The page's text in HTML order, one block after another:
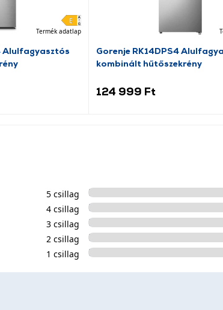
Termék adatlap
Alulfagyasztós
Gorenje RK14DPS4
kombinált hűtőszekrény
124 999 Ft
5 csillag
4 csillag
3 csillag
2 csillag
1 csillag